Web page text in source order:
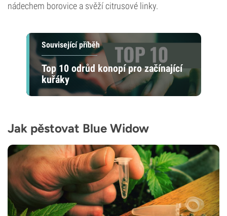
nádechem borovice a svěží citrusové linky.
Související příběh
Top 10 odrůd konopí pro začínající
kuřáky
Jak pěstovat Blue Widow